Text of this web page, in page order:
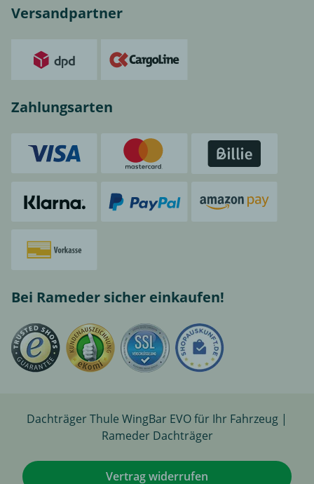
Versandpartner
Zahlungsarten
Bei Rameder sicher einkaufen!
Dachträger Thule WingBar EVO für Ihr Fahrzeug |
Rameder Dachträger
Vertrag widerrufen